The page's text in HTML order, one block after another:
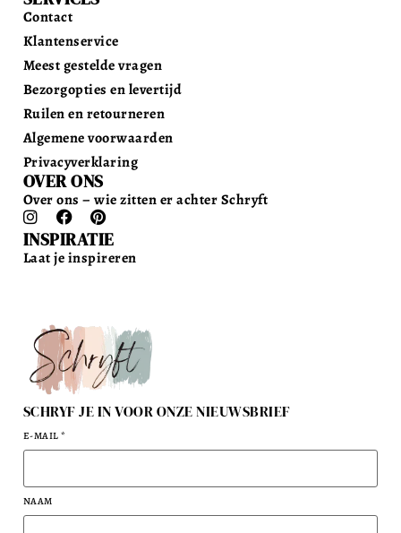
SCHRYF JE IN VOOR ONZE NIEUWSBRIEF
E-MAIL*
NAAM
Contact
Klantenservice
Meest gestelde vragen
Bezorgopties en levertijd
Ruilen en retourneren
Algemene voorwaarden
Privacyverklaring
OVER ONS
Over ons – wie zitten er achter Schryft
INSPIRATIE
Laat je inspireren